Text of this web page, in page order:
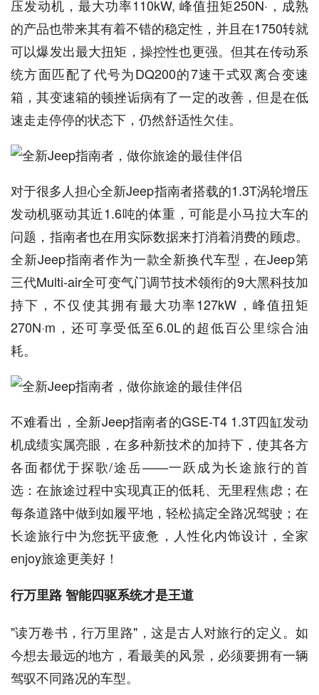
压发动机，最大功率110kW, 峰值扭矩250N·，成熟
的产品也带来其有着不错的稳定性，并且在1750转就
可以爆发出最大扭矩，操控性也更强。但其在传动系
统方面匹配了代号为DQ200的7速干式双离合变速
箱，其变速箱的顿挫诟病有了一定的改善，但是在低
速走走停停的状态下，仍然舒适性欠佳。
对于很多人担心全新Jeep指南者搭载的1.3T涡轮增压
发动机驱动其近1.6吨的体重，可能是小马拉大车的
问题，指南者也在用实际数据来打消着消费的顾虑。
全新Jeep指南者作为一款全新换代车型，在Jeep第
三代Multi-air全可变气门调节技术领衔的9大黑科技加
持下，不仅使其拥有最大功率127kW，峰值扭矩
270N·m，还可享受低至6.0L的超低百公里综合油
耗。
不难看出，全新Jeep指南者的GSE-T4 1.3T四缸发动
机成绩实属亮眼，在多种新技术的加持下，使其各方
各面都优于探歌/途岳——一跃成为长途旅行的首
选：在旅途过程中实现真正的低耗、无里程焦虑；在
每条道路中做到如履平地，轻松搞定全路况驾驶；在
长途旅行中为您抚平疲惫，人性化内饰设计，全家
enjoy旅途更美好！
行万里路 智能四驱系统才是王道
"读万卷书，行万里路"，这是古人对旅行的定义。如
今想去最远的地方，看最美的风景，必须要拥有一辆
驾驭不同路况的车型。